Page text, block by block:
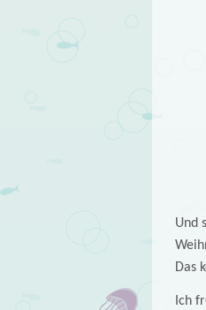
Und
Das
Ich